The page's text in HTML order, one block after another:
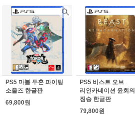
PS5 마블 투혼 파이팅
소울즈 한글판
69,800원
PS5 비스트 오브
리인카네이션 윤회의
짐승 한글판
79,800원